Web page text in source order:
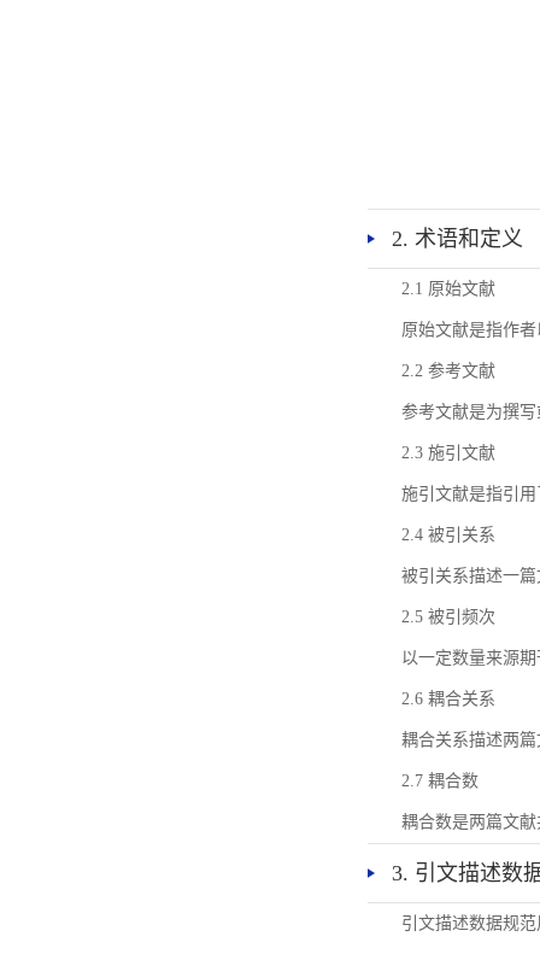
2. 术语和定义
2.1 原始文献
原始文献是指作
2.2 参考文献
参考文献是为撰
2.3 施引文献
施引文献是指引
2.4 被引关系
被引关系描述一
2.5 被引频次
以一定数量来源
2.6 耦合关系
耦合关系描述两
2.7 耦合数
耦合数是两篇文
3. 引文描述数
引文描述数据规